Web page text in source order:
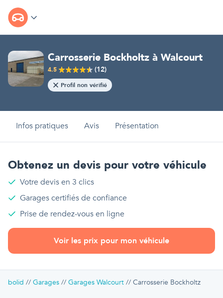
Carrosserie Bockholtz à Walcourt
4.5 (12)
Profil non vérifié
Infos pratiques Avis Présentation
Obtenez un devis pour votre véhicule
Votre devis en 3 clics
Garages certifiés de confiance
Prise de rendez-vous en ligne
Voir les prix pour mon véhicule
bolid Garages Garages Walcourt Carrosserie Bockholtz